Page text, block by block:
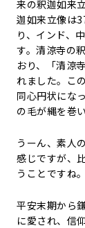
来の釈迦如来
迦如来立像は
り、インド、
す。清涼寺の
おり、「清涼
れました。こ
同心円状にな
の毛が縄を巻
うーん、素人
感じですが、
うことですね。
平安末期から
に愛され、信